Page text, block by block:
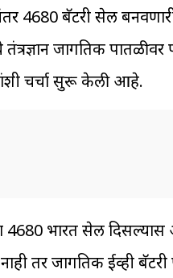
4680 बॅटरी सेल
जागतिक
चर्चा सुरू केली आहे.
4680 भारत सेल
तर जागतिक ईव्ही बॅटरी